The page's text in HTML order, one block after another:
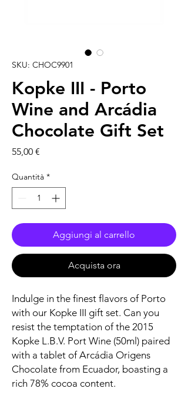
SKU: CHOC9901
Kopke III - Porto
Wine and Arcádia
Chocolate Gift Set
55,00 €
Quantità *
Aggiungi al carrello
Acquista ora
Indulge in the finest flavors of Porto
with our Kopke III gift set. Can you
resist the temptation of the 2015
Kopke L.B.V. Port Wine (50ml) paired
with a tablet of Arcádia Origens
Chocolate from Ecuador, boasting a
rich 78% cocoa content.